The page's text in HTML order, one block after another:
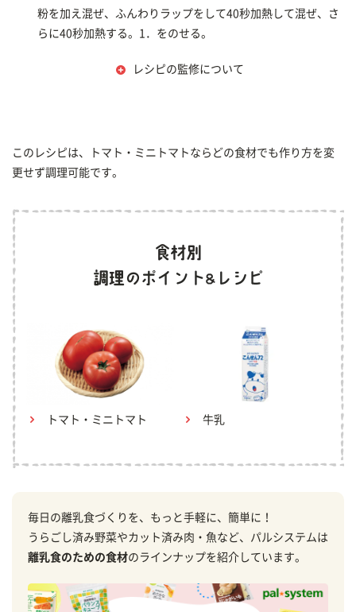
粉を加え混ぜ、ふんわりラップをして40秒加熱して混ぜ、さ
らに40秒加熱する。1．をのせる。
レシピの監修について
このレシピは、トマト・ミニトマトならどの食材でも作り方を変
更せず調理可能です。
トマト・ミニトマト 牛乳
毎日の離乳食づくりを、もっと手軽に、簡単に！
うらごし済み野菜やカット済み肉・魚など、パルシステムは
離乳食のための食材のラインナップを紹介しています。